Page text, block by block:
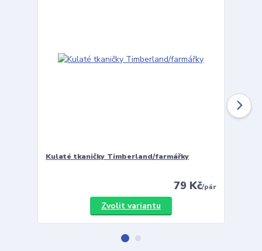
Kulaté tkaničky Timberland/farmářky
79 Kč/pár
Zvolit variantu